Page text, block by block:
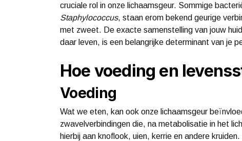
cruciale rol in onze lichaamsgeur. Sommige
Staphylococcus, staan erom bekend geurige
met zweet. De exacte samenstelling van jouw
daar leven, is een belangrijke determinant van je
Hoe voeding en
Voeding
Wat we eten, kan ook onze lichaamsgeur
zwavelverbindingen die, na metabolisatie in het
hierbij aan knoflook, uien, kerrie en andere